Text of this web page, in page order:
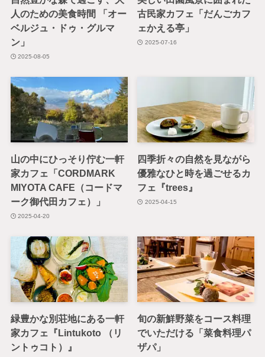
人のための美食時間 「オー
ベルジュ・ドゥ・グルマ
ン」
2025-08-05
古民家カフェ「だんごカフ
ェかえる亭」
2025-07-16
山の中にひっそり佇む一軒
家カフェ「CORDMARK
MIYOTA CAFE（コードマ
ーク御代田カフェ）」
2025-04-20
四季折々の自然を見ながら
優雅なひと時を過ごせるカ
フェ『trees』
2025-04-15
緑豊かな別荘地にある一軒
家カフェ『Lintukoto （リ
ントゥコト）』
旬の新鮮野菜をコース料理
でいただける「菜食料理パ
ザパ」